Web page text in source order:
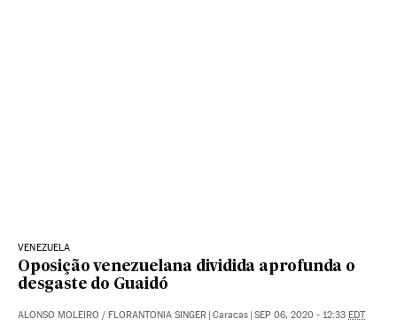
VENEZUELA
Oposição venezuelana dividida aprofunda o
desgaste do Guaidó
ALONSO MOLEIRO / FLORANTONIA SINGER | Caracas | SEP 06, 2020 - 12:33 EDT